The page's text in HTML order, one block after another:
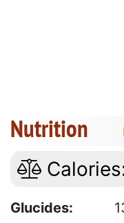
Nutrition
Glucides: